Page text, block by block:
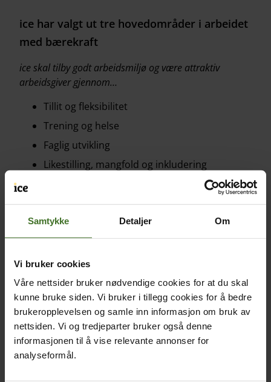
Samtykke Detaljer Om
Vi bruker cookies
Våre nettsider bruker nødvendige cookies for at du skal
kunne bruke siden. Vi bruker i tillegg cookies for å bedre
brukeropplevelsen og samle inn informasjon om bruk av
nettsiden. Vi og tredjeparter bruker også denne
informasjonen til å vise relevante annonser for
analyseformål.
ice har valgt ut tre hovedområder i arbeidet
med bærekraft
ice skal tilby godt arbeidsmiljø og være attraktiv
arbeidsgiver gjennom…
Tillit og fleksibilitet
Trening og helse
Faglig utvikling
Likestilling, mangfold og inkludering
Ansvarlige arbeidsforhold i leverandørkjeden
ice skal sikre klimavennlig drift og ansvarlig forbruk
gjennom…
Energieffektivisering
Reduksjon i lokal miljøpåvirkning
ice skal fremme en etisk og ansvarlig forretningskultur
gjennom…
Kvalitet og god sikkerhet